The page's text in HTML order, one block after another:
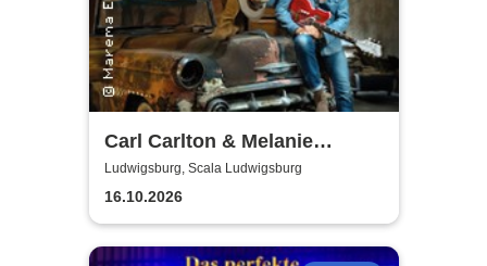
Carl Carlton & Melanie
Wiegmann and the Great
Band - Miles of Time Tour
2026
Ludwigsburg, Scala Ludwigsburg
16.10.2026